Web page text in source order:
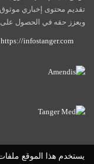
تقديم محتوى إخباري
ويعزز حقه في الحصول على
https://infostanger.com
يستخدم هذا الموقع